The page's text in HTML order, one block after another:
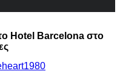
Hotel Barcelona στο